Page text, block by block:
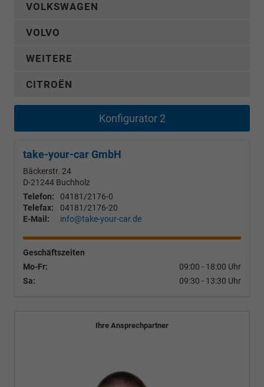
VOLKSWAGEN
VOLVO
WEITERE
CITROËN
Konfigurator 2
take-your-car GmbH
Bäckerstr. 24
D-21244 Buchholz
Telefon:
04181/2176-0
Telefax:
04181/2176-20
E-Mail:
info@take-your-car.de
Geschäftszeiten
Mo-Fr:
09:00 - 18:00 Uhr
Sa:
09:30 - 13:30 Uhr
Ihre Ansprechpartner